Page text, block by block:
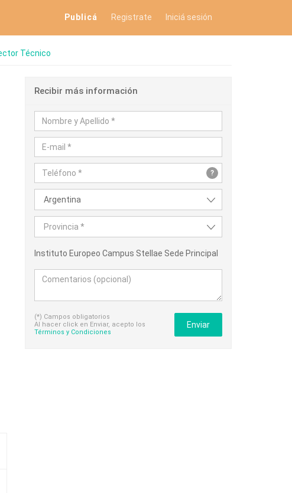
Publicá Registrate Iniciá sesión
Técnico
Recibir más información
?
Argentina
Provincia *
Instituto Europeo Campus Stellae Sede Principal
(*) Campos obligatorios
Al hacer click en Enviar, acepto los
Términos y Condiciones
Enviar